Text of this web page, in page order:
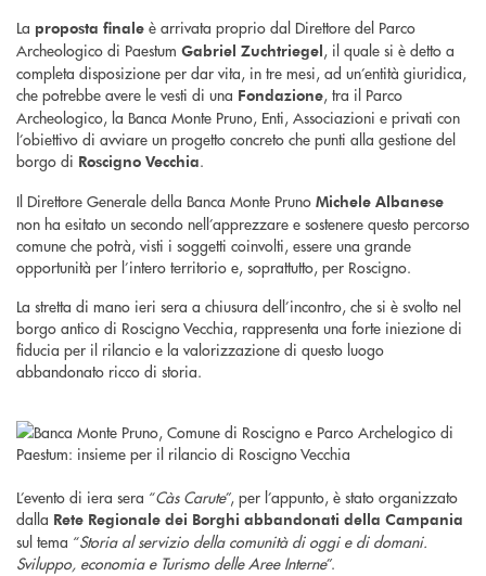
La proposta finale è arrivata proprio dal Direttore del Parco
Archeologico di Paestum Gabriel Zuchtriegel, il quale si è detto a
completa disposizione per dar vita, in tre mesi, ad un’entità giuridica,
che potrebbe avere le vesti di una Fondazione, tra il Parco
Archeologico, la Banca Monte Pruno, Enti, Associazioni e privati con
l’obiettivo di avviare un progetto concreto che punti alla gestione del
borgo di Roscigno Vecchia.
Il Direttore Generale della Banca Monte Pruno Michele Albanese
non ha esitato un secondo nell’apprezzare e sostenere questo percorso
comune che potrà, visti i soggetti coinvolti, essere una grande
opportunità per l’intero territorio e, soprattutto, per Roscigno.
La stretta di mano ieri sera a chiusura dell’incontro, che si è svolto nel
borgo antico di Roscigno Vecchia, rappresenta una forte iniezione di
fiducia per il rilancio e la valorizzazione di questo luogo
abbandonato ricco di storia.
L’evento di iera sera “Càs Carute”, per l’appunto, è stato organizzato
dalla Rete Regionale dei Borghi abbandonati della Campania
sul tema “Storia al servizio della comunità di oggi e di domani.
Sviluppo, economia e Turismo delle Aree Interne”.